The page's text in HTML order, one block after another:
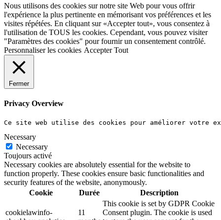
Nous utilisons des cookies sur notre site Web pour vous offrir
l'expérience la plus pertinente en mémorisant vos préférences et les
visites répétées. En cliquant sur «Accepter tout», vous consentez à
l'utilisation de TOUS les cookies. Cependant, vous pouvez visiter
"Paramètres des cookies" pour fournir un consentement contrôlé.
Personnaliser les cookies Accepter Tout
Fermer
Privacy Overview
Ce site web utilise des cookies pour améliorer votre
Necessary
Necessary
Toujours activé
Necessary cookies are absolutely essential for the website to
function properly. These cookies ensure basic functionalities and
security features of the website, anonymously.
Cookie
Durée Description
cookielawinfo-
11
This cookie is set by GDPR Cookie
Consent plugin. The cookie is used